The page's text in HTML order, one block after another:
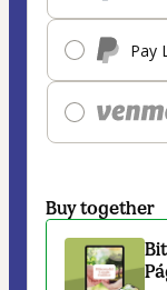
Pay
Buy together